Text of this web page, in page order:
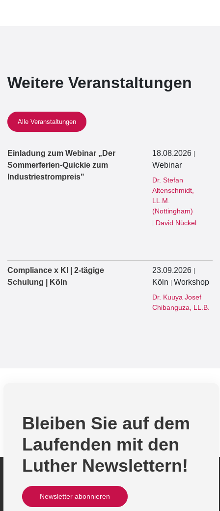
Weitere Veranstaltungen
Alle Veranstaltungen
Einladung zum Webinar „Der
Sommerferien-Quickie zum
Industriestrompreis"
18.08.2026
Webinar
Dr. Stefan
Altenschmidt,
LL.M.
(Nottingham)
David Nückel
Compliance x KI | 2-tägige
Schulung | Köln
23.09.2026
Köln Workshop
Dr. Kuuya Josef
Chibanguza, LL.B.
Bleiben Sie auf dem
Laufenden mit den
Luther Newslettern!
Newsletter abonnieren